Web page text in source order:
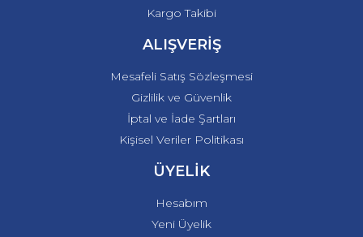
Kargo Takibi
ALIŞVERİŞ
Mesafeli Satış Sözleşmesi
Gizlilik ve Güvenlik
İptal ve İade Şartları
Kişisel Veriler Politikası
ÜYELİK
Hesabım
Yeni Üyelik